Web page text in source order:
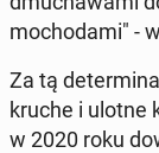
mo­cho­da­mi" -
Za tą
kruche i ulotne
w 2020 roku